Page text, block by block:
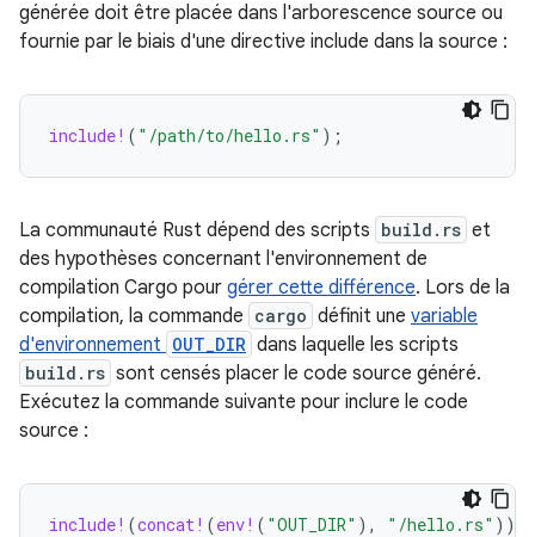
générée doit être placée dans l'arborescence source ou
fournie par le biais d'une directive include dans la source :
include! ( "/path/to/hello.rs" );
La communauté Rust dépend des scripts build.rs et
des hypothèses concernant l'environnement de
compilation Cargo pour gérer cette différence. Lors de la
compilation, la commande cargo définit une variable
d'environnement OUT_DIR dans laquelle les scripts
build.rs sont censés placer le code source généré.
Exécutez la commande suivante pour inclure le code
source :
include! (concat! (env! ( "OUT_DIR" ), "/hello.rs" ));